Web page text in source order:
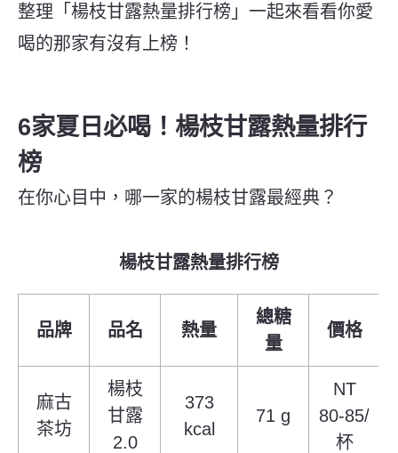
整理「楊枝甘露熱量排行榜」一起來看看你愛
喝的那家有沒有上榜！
6家夏日必喝！楊枝甘露熱量排行
榜
在你心目中，哪一家的楊枝甘露最經典？
楊枝甘露熱量排行榜
品牌 品名 熱量
總糖
量
價格
麻古
茶坊
楊枝
甘露
2.0
373
kcal
71 g
NT
80-85/
杯